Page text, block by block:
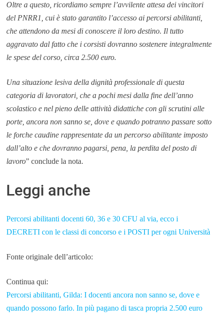
Oltre a questo, ricordiamo sempre l’avvilente attesa dei vincitori
del PNRR1, cui è stato garantito l’accesso ai percorsi abilitanti,
che attendono da mesi di conoscere il loro destino. Il tutto
aggravato dal fatto che i corsisti dovranno sostenere integralmente
le spese del corso, circa 2.500 euro.
Una situazione lesiva della dignità professionale di questa
categoria di lavoratori, che a pochi mesi dalla fine dell’anno
scolastico e nel pieno delle attività didattiche con gli scrutini alle
porte, ancora non sanno se, dove e quando potranno passare sotto
le forche caudine rappresentate da un percorso abilitante imposto
dall’alto e che dovranno pagarsi, pena, la perdita del posto di
lavoro” conclude la nota.
Leggi anche
Percorsi abilitanti docenti 60, 36 e 30 CFU al via, ecco i
DECRETI con le classi di concorso e i POSTI per ogni Università
Fonte originale dell’articolo:
Continua qui:
Percorsi abilitanti, Gilda: I docenti ancora non sanno se, dove e
quando possono farlo. In più pagano di tasca propria 2.500 euro